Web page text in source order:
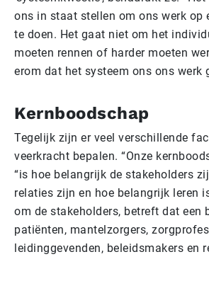
ons in staat stellen om ons werk op
te doen. Het gaat niet om het
moeten rennen of harder moeten
erom dat het systeem ons ons werk
Kernboodschap
Tegelijk zijn er veel verschillende
veerkracht bepalen. “Onze
“is hoe belangrijk de stakeholders
relaties zijn en hoe belangrijk leren
om de stakeholders, betreft dat een
patiënten, mantelzorgers,
leidinggevenden, beleidsmakers en